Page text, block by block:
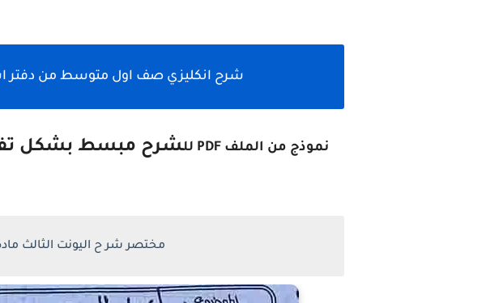
شرح انكليزي صف اول متوسط من دفتر
نموذج من الملف PDF لل
شرح مبسط بشكل
مختصر شر ح اليونت الثالث